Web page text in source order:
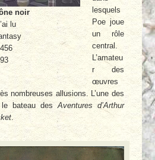
noir
lu
lesquels
Poe joue
un rôle
central.
L’amateu
r des
œuvres
nombreuses allusions. L’une des
le bateau des Aventures d’Arthur